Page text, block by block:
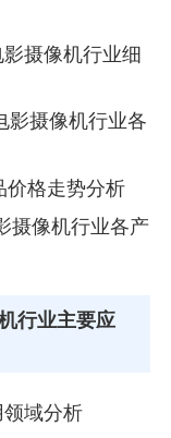
摄像机行业细
摄像机行业各
价格走势分析
摄像机行业各产
行业主要应
领域分析